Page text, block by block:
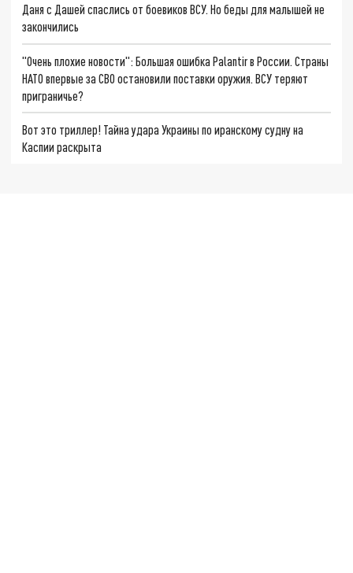
Даня с Дашей спаслись от боевиков ВСУ. Но беды для малышей не
закончились
"Очень плохие новости": Большая ошибка Palantir в России. Страны
НАТО впервые за СВО остановили поставки оружия. ВСУ теряют
приграничье?
Вот это триллер! Тайна удара Украины по иранскому судну на
Каспии раскрыта